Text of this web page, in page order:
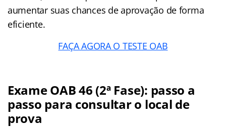
aumentar suas chances de aprovação de forma
eficiente.
FAÇA AGORA O TESTE OAB
Exame OAB 46 (2ª Fase): passo a
passo para consultar o local de
prova